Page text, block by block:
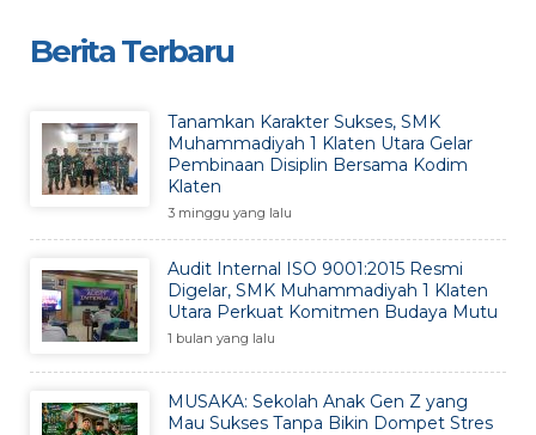
Berita Terbaru
Tanamkan Karakter Sukses, SMK
Muhammadiyah 1 Klaten Utara Gelar
Pembinaan Disiplin Bersama Kodim
Klaten
3 minggu yang lalu
Audit Internal ISO 9001:2015 Resmi
Digelar, SMK Muhammadiyah 1 Klaten
Utara Perkuat Komitmen Budaya Mutu
1 bulan yang lalu
MUSAKA: Sekolah Anak Gen Z yang
Mau Sukses Tanpa Bikin Dompet Stres